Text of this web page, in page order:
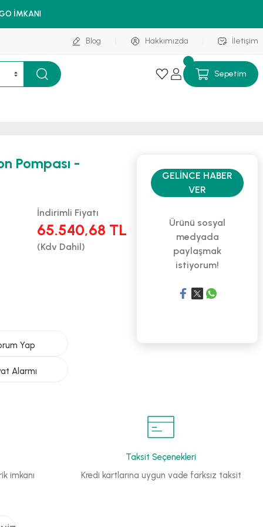
İMKANI
Blog Hakkımızda İletişim
Sepetim
Pompası -
İndirimli Fiyatı
65.540,68 TL
(Kdv Dahil)
Yap
Alarmı
GELINCE HABER
VER
Ürünü sosyal
medyada
paylaşmak
istiyorum!
imkanı
Taksit Seçenekleri
Kredi kartlarına uygun vade farksız taksit